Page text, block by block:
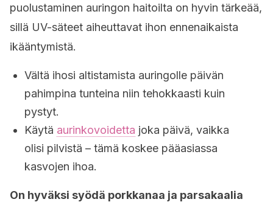
puolustaminen auringon haitoilta on hyvin tärkeää,
sillä UV-säteet aiheuttavat ihon ennenaikaista
ikääntymistä.
Vältä ihosi altistamista auringolle päivän
pahimpina tunteina niin tehokkaasti kuin
pystyt.
Käytä aurinkovoidetta joka päivä, vaikka
olisi pilvistä – tämä koskee pääasiassa
kasvojen ihoa.
On hyväksi syödä porkkanaa ja parsakaalia